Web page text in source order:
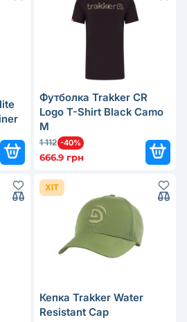
Футболка Trakker CR
Logo T-Shirt Black Camo
М
1 112 -40%
666.9 грн
ХІТ
Кепка Trakker Water
Resistant Cap